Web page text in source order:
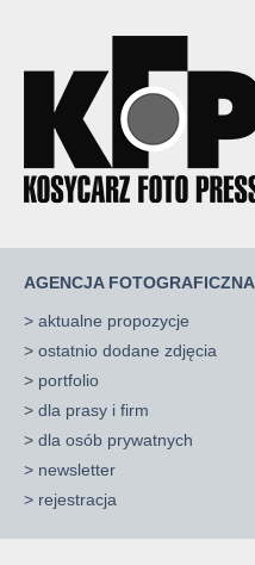
AGENCJA FOTOGRAFICZNA
> aktualne propozycje
> ostatnio dodane zdjęcia
> portfolio
> dla prasy i firm
> dla osób prywatnych
> newsletter
> rejestracja